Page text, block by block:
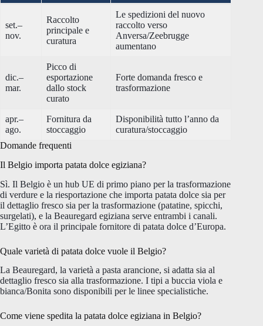
set.–
nov.
Raccolto
principale e
curatura
Le spedizioni del nuovo
raccolto verso
Anversa/Zeebrugge
aumentano
dic.–
mar.
Picco di
esportazione
dallo stock
curato
Forte domanda fresco e
trasformazione
apr.–
ago.
Fornitura da
stoccaggio
Disponibilità tutto l’anno da
curatura/stoccaggio
Domande frequenti
Il Belgio importa patata dolce egiziana?
Sì. Il Belgio è un hub UE di primo piano per la trasformazione
di verdure e la riesportazione che importa patata dolce sia per
il dettaglio fresco sia per la trasformazione (patatine, spicchi,
surgelati), e la Beauregard egiziana serve entrambi i canali.
L’Egitto è ora il principale fornitore di patata dolce d’Europa.
Quale varietà di patata dolce vuole il Belgio?
La Beauregard, la varietà a pasta arancione, si adatta sia al
dettaglio fresco sia alla trasformazione. I tipi a buccia viola e
bianca/Bonita sono disponibili per le linee specialistiche.
Come viene spedita la patata dolce egiziana in Belgio?